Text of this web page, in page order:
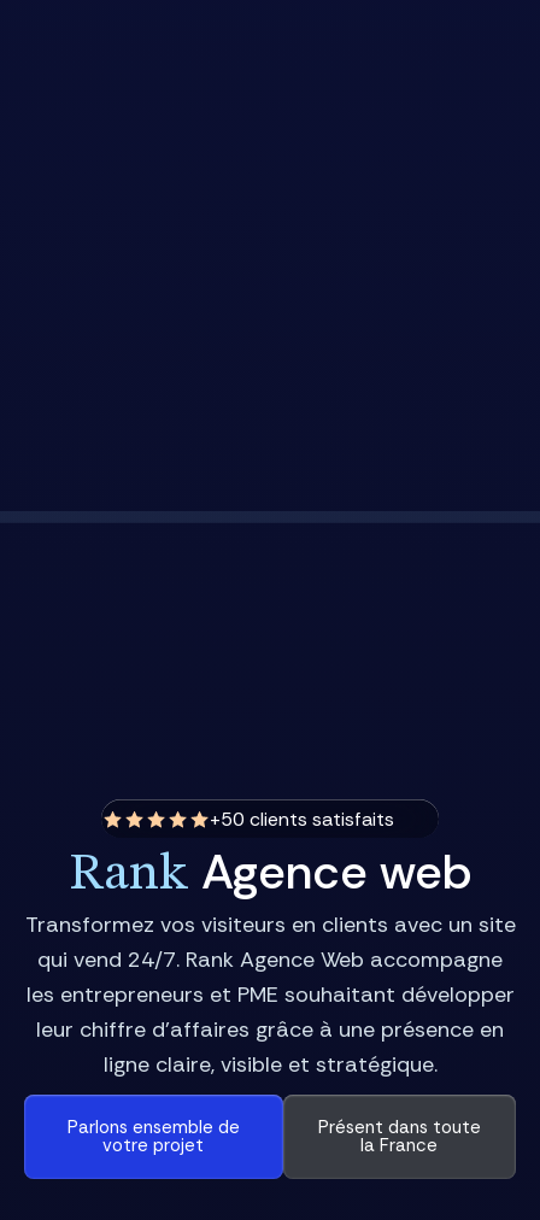
+50 clients satisfaits
Rank Agence web
Transformez vos visiteurs en clients avec un site
qui vend 24/7. Rank Agence Web accompagne
les entrepreneurs et PME souhaitant développer
leur chiffre d’affaires grâce à une présence en
ligne claire, visible et stratégique.
Parlons ensemble de
votre projet
Présent dans toute
la France